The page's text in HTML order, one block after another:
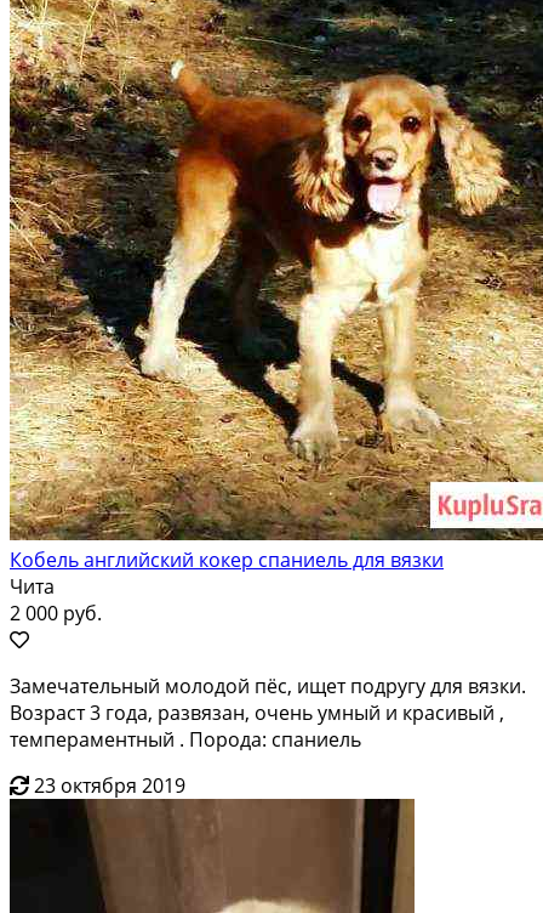
Кобель английский кокер спаниель для вязки
Чита
2 000 руб.
Замечательный молодой пёс, ищет подругу для вязки.
Возраст 3 года, развязан, очень умный и красивый ,
темпераментный . Порода: спаниель
23 октября 2019